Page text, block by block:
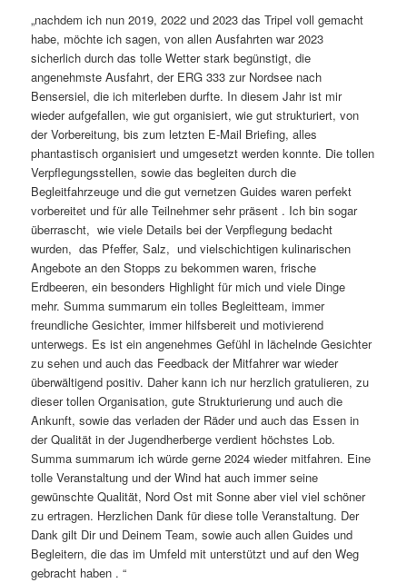
„nachdem ich nun 2019, 2022 und 2023 das Tripel voll gemacht
habe, möchte ich sagen, von allen Ausfahrten war 2023
sicherlich durch das tolle Wetter stark begünstigt, die
angenehmste Ausfahrt, der ERG 333 zur Nordsee nach
Bensersiel, die ich miterleben durfte. In diesem Jahr ist mir
wieder aufgefallen, wie gut organisiert, wie gut strukturiert, von
der Vorbereitung, bis zum letzten E-Mail Briefing, alles
phantastisch organisiert und umgesetzt werden konnte. Die tollen
Verpflegungsstellen, sowie das begleiten durch die
Begleitfahrzeuge und die gut vernetzen Guides waren perfekt
vorbereitet und für alle Teilnehmer sehr präsent . Ich bin sogar
überrascht, wie viele Details bei der Verpflegung bedacht
wurden, das Pfeffer, Salz, und vielschichtigen kulinarischen
Angebote an den Stopps zu bekommen waren, frische
Erdbeeren, ein besonders Highlight für mich und viele Dinge
mehr. Summa summarum ein tolles Begleitteam, immer
freundliche Gesichter, immer hilfsbereit und motivierend
unterwegs. Es ist ein angenehmes Gefühl in lächelnde Gesichter
zu sehen und auch das Feedback der Mitfahrer war wieder
überwältigend positiv. Daher kann ich nur herzlich gratulieren, zu
dieser tollen Organisation, gute Strukturierung und auch die
Ankunft, sowie das verladen der Räder und auch das Essen in
der Qualität in der Jugendherberge verdient höchstes Lob.
Summa summarum ich würde gerne 2024 wieder mitfahren. Eine
tolle Veranstaltung und der Wind hat auch immer seine
gewünschte Qualität, Nord Ost mit Sonne aber viel viel schöner
zu ertragen. Herzlichen Dank für diese tolle Veranstaltung. Der
Dank gilt Dir und Deinem Team, sowie auch allen Guides und
Begleitern, die das im Umfeld mit unterstützt und auf den Weg
gebracht haben . “